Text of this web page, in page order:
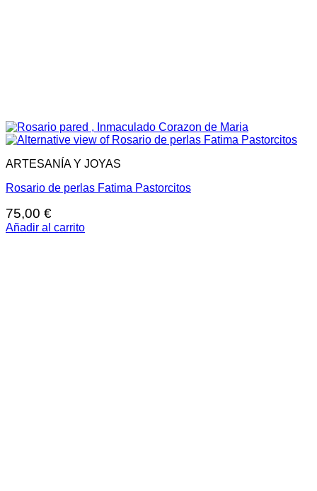
ARTESANÍA Y JOYAS
Rosario de perlas Fatima Pastorcitos
75,00 €
Añadir al carrito